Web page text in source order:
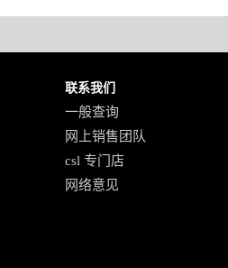
联系我们
一般查询
网上销售团队
csl 专门店
网络意见